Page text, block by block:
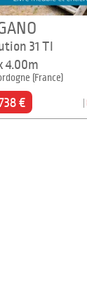
31 TI
4.00m
(France)
€